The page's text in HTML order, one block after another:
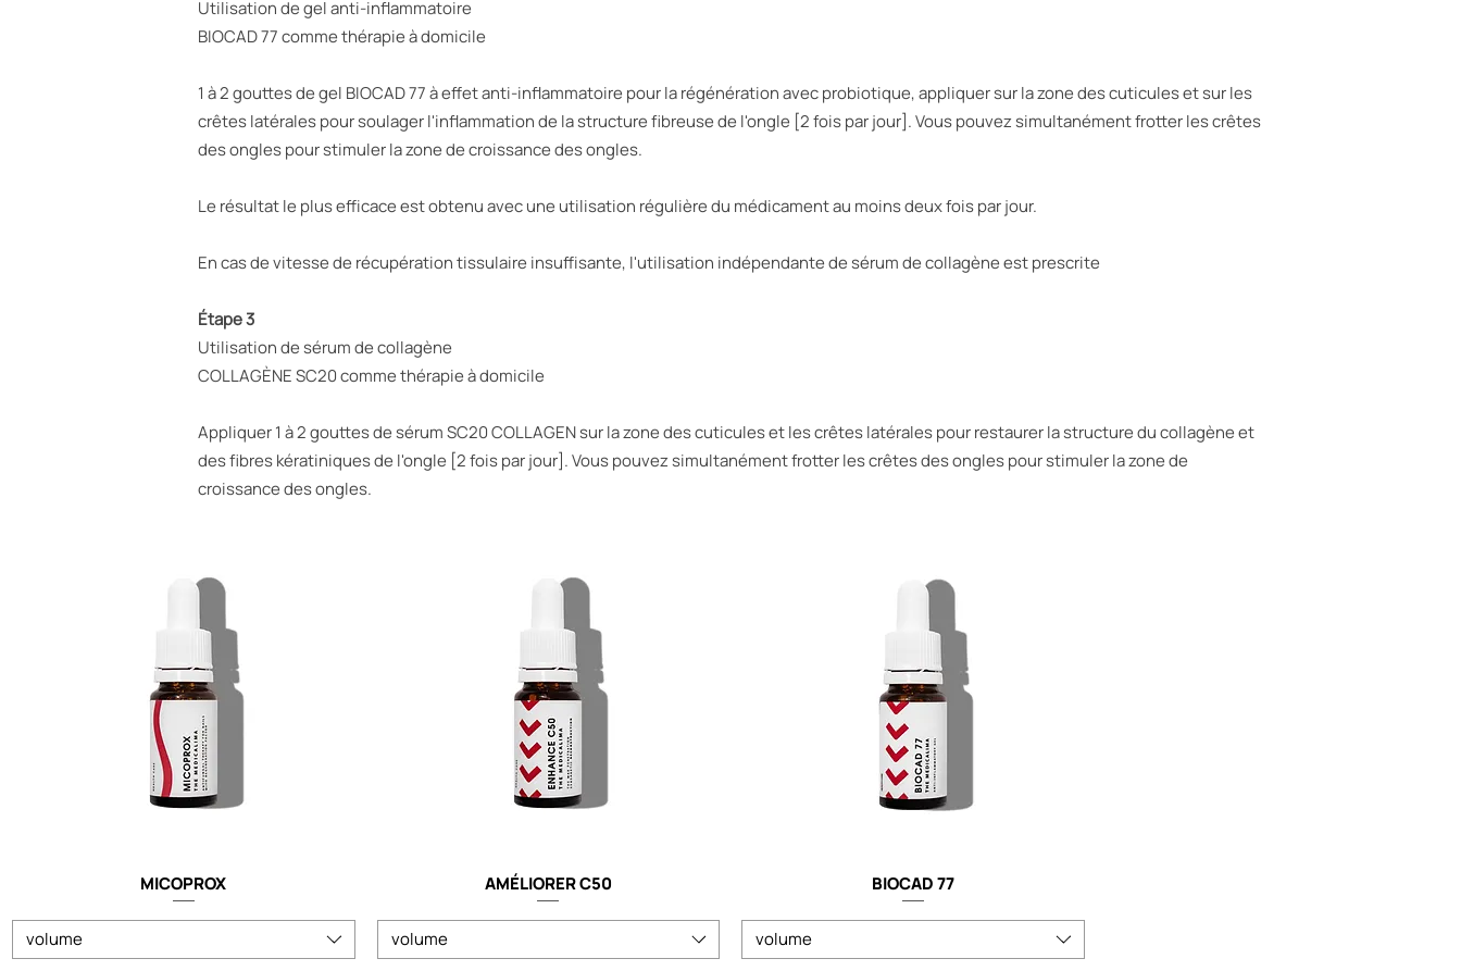
Utilisation de gel anti-inflammatoire
BIOCAD 77 comme thérapie à domicile
1 à 2 gouttes de gel BIOCAD 77 à effet anti-inflammatoire pour la régénération avec probiotique, appliquer sur la zone des cuticules et sur les
crêtes latérales pour soulager l'inflammation de la structure fibreuse de l'ongle [2 fois par jour]. Vous pouvez simultanément frotter les crêtes
des ongles pour stimuler la zone de croissance des ongles.
Le résultat le plus efficace est obtenu avec une utilisation régulière du médicament au moins deux fois par jour.
En cas de vitesse de récupération tissulaire insuffisante, l'utilisation indépendante de sérum de collagène est prescrite
Étape 3
Utilisation de sérum de collagène
COLLAGÈNE SC20 comme thérapie à domicile
Appliquer 1 à 2 gouttes de sérum SC20 COLLAGEN sur la zone des cuticules et les crêtes latérales pour restaurer la structure du collagène et
des fibres kératiniques de l'ongle [2 fois par jour]. Vous pouvez simultanément frotter les crêtes des ongles pour stimuler la zone de
croissance des ongles.
MICOPROX
volume
AMÉLIORER C50
volume
BIOCAD 77
volume